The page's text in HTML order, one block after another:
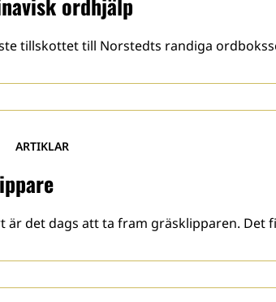
tillskottet till Norstedts randiga
ARTIKLAR
är det dags att ta fram gräsklipparen. Det